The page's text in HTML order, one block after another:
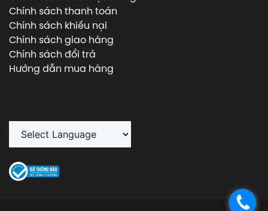
.
Chính sách thanh toán
Chính sách khiếu nại
Chính sách giao hàng
Chính sách đổi trả
Hướng dẫn mua hàng